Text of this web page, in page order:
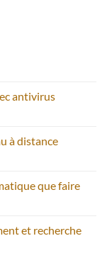
antivirus
à distance
que faire
et recherche